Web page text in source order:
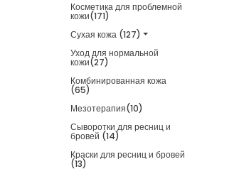
Косметика для проблемной
кожи(171)
Сухая кожа (127)
Уход для нормальной
кожи(27)
Комбинированная кожа
(65)
Мезотерапия(10)
Сыворотки для ресниц и
бровей (14)
Краски для ресниц и бровей
(13)